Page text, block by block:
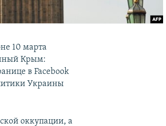
10 марта
Крым:
в Facebook
Украины
оккупации, а